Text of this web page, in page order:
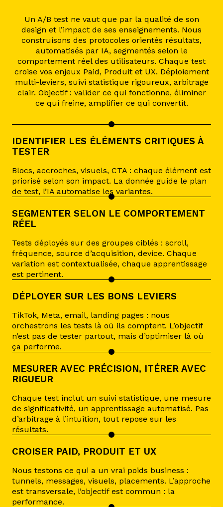
Un A/B test ne vaut que par la qualité de son
design et l’impact de ses enseignements. Nous
construisons des protocoles orientés résultats,
automatisés par IA, segmentés selon le
comportement réel des utilisateurs. Chaque test
croise vos enjeux Paid, Produit et UX. Déploiement
multi-leviers, suivi statistique rigoureux, arbitrage
clair. Objectif : valider ce qui fonctionne, éliminer
ce qui freine, amplifier ce qui convertit.
IDENTIFIER LES ÉLÉMENTS CRITIQUES À
TESTER
Blocs, accroches, visuels, CTA : chaque élément est
priorisé selon son impact. La donnée guide le plan
de test, l’IA automatise les variantes.
SEGMENTER SELON LE COMPORTEMENT
RÉEL
Tests déployés sur des groupes ciblés : scroll,
fréquence, source d’acquisition, device. Chaque
variation est contextualisée, chaque apprentissage
est pertinent.
DÉPLOYER SUR LES BONS LEVIERS
TikTok, Meta, email, landing pages : nous
orchestrons les tests là où ils comptent. L’objectif
n’est pas de tester partout, mais d’optimiser là où
ça performe.
MESURER AVEC PRÉCISION, ITÉRER AVEC
RIGUEUR
Chaque test inclut un suivi statistique, une mesure
de significativité, un apprentissage automatisé. Pas
d’arbitrage à l’intuition, tout repose sur les
résultats.
CROISER PAID, PRODUIT ET UX
Nous testons ce qui a un vrai poids business :
tunnels, messages, visuels, placements. L’approche
est transversale, l’objectif est commun : la
performance.